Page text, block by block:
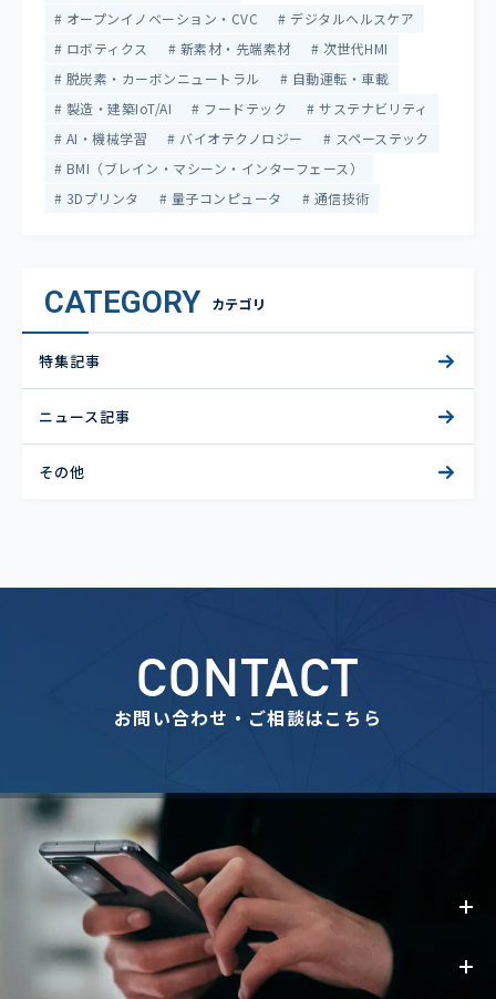
オープンイノベーション・CVC
デジタルヘルスケア
ロボティクス
新素材・先端素材
次世代HMI
脱炭素・カーボンニュートラル
自動運転・車載
製造・建築IoT/AI
フードテック
サステナビリティ
AI・機械学習
バイオテクノロジー
スペーステック
BMI（ブレイン・マシーン・インターフェース）
3Dプリンタ
量子コンピュータ 通信技術
CATEGORY カテゴリ
特集記事
ニュース記事
その他
CONTACT
お問い合わせ・ご相談はこちら
事業内容
お知らせ